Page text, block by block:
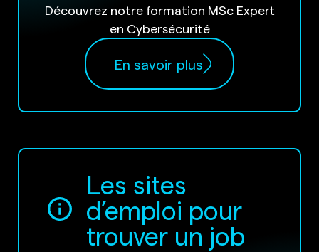
Découvrez notre formation MSc Expert
en Cybersécurité
En savoir plus
Les sites
d’emploi pour
trouver un job